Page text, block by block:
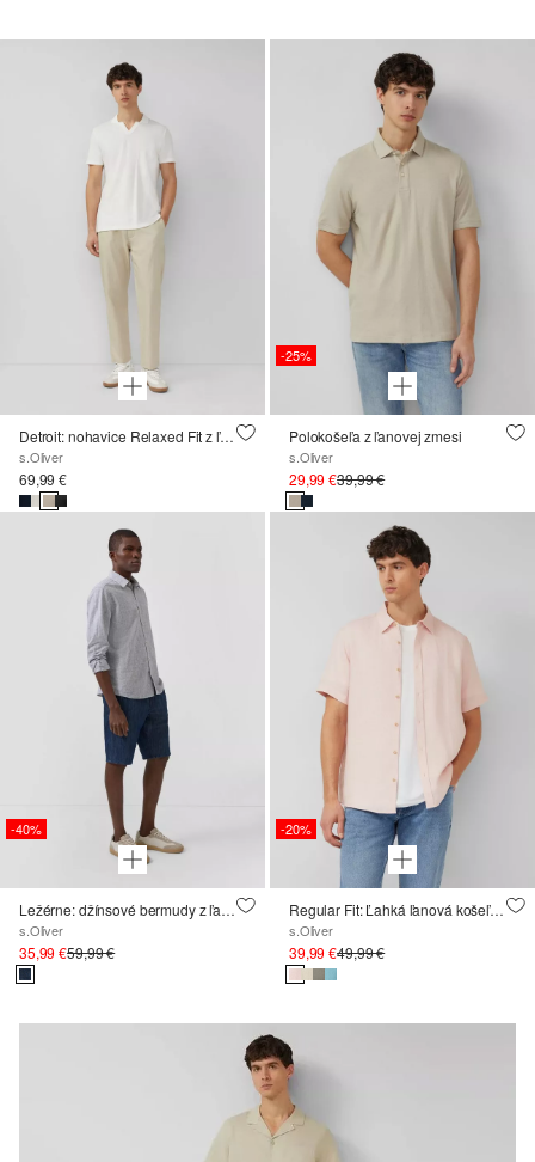
Detroit: nohavice Relaxed Fit z ľanovej zmesi
s.Oliver
69,99 €
-25%
Polokošeľa z ľanovej zmesi
s.Oliver
29,99 €39,99 €
-40%
Ležérne: džínsové bermudy z ľanovej zmesi
s.Oliver
35,99 €59,99 €
-20%
Regular Fit: Ľahká ľanová košeľa s golierom Kent
s.Oliver
39,99 €49,99 €